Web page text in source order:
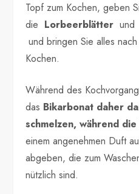
Topf zum Kochen, geben
die Lorbeerblätter und
und bringen Sie alles
Kochen.
Während des
das Bikarbonat daher
schmelzen, während die
einem angenehmen Duft
abgeben, die zum
nützlich sind.